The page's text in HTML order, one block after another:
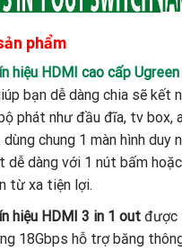
phẩm
hiệu HDMI cao cấp Ugreen
bạn dễ dàng chia sẽ kết
phát như đầu đĩa, tv box,
dùng chung 1 màn hình duy
dễ dàng với 1 nút bấm
từ xa tiện lợi.
hiệu HDMI 3 in 1 out được
18Gbps hỗ trợ băng